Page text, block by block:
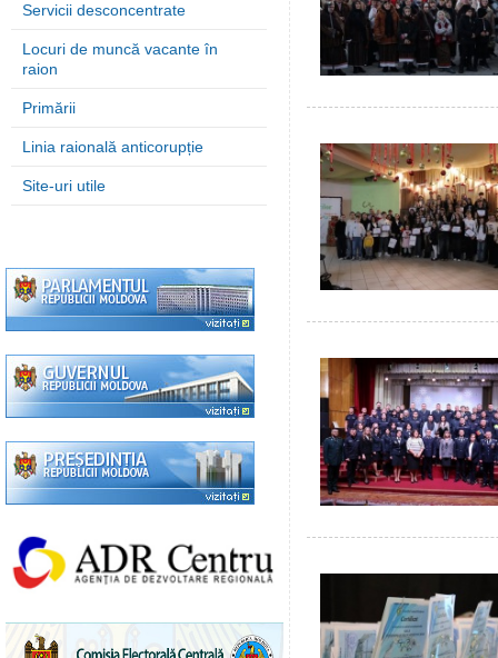
Servicii desconcentrate
Locuri de muncă vacante în
raion
Primării
Linia raională anticorupție
Site-uri utile